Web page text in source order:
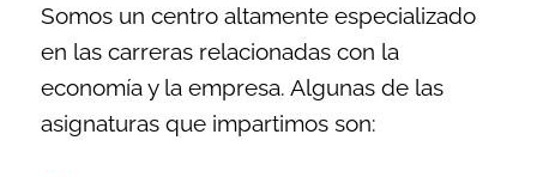
Somos un centro altamente especializado
en las carreras relacionadas con la
economía y la empresa. Algunas de las
asignaturas que impartimos son: